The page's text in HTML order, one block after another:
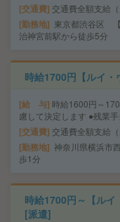
交通費 交通費全額支給（
勤務地
東京都渋谷区
治神宮前駅から徒歩5分
時給1700円【ルイ
給 与 時給1600円～
慮して決定します ●残業
交通費 交通費全額支給（
勤務地 神奈川県横浜市
歩1分
時給1700円～【ル
[派遣]